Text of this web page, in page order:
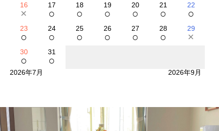
16
×
17
○
18
○
19
○
20
○
21
○
22
○
23
○
24
○
25
○
26
○
27
○
28
○
29
×
30
○
31
○
2026年7月 2026年9月